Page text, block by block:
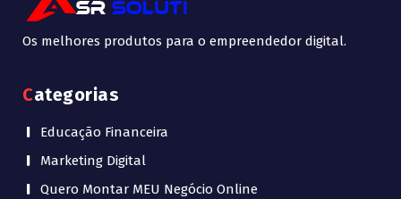
Os melhores produtos para o empreendedor digital.
Categorias
Educação Financeira
Marketing Digital
Quero Montar MEU Negócio Online